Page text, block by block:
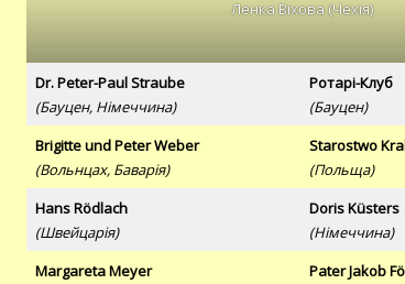
Ленка Віхова (Чехія)
Dr. Peter-Paul Straube
(Бауцен, Німеччина)
Ротарі-Клуб
(Бауцен)
Brigitte und Peter Weber
(Вольнцах, Баварія)
Starostwo
(Польща)
Hans Rödlach
(Швейцарія)
Doris Küsters
(Німеччина)
Margareta Meyer
Pater Jakob